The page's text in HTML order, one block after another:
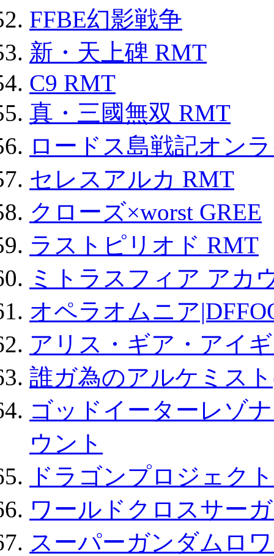
FFBE幻影戦争
新・天上碑 RMT
C9 RMT
真・三國無双 RMT
ロードス島戦記オン
セレスアルカ RMT
クローズ×worst GREE
ラストピリオド RMT
ミトラスフィア アカ
オペラオムニア
アリス・ギア・アイ
誰ガ為のアルケミス
ゴッドイーターレゾ
ウント
ドラゴンプロジェク
ワールドクロスサー
スーパーガンダムロ